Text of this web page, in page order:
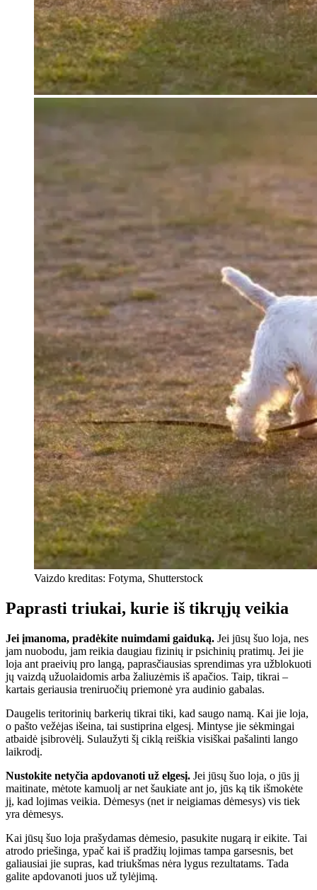
Vaizdo kreditas: Fotyma, Shutterstock
Paprasti triukai, kurie iš tikrųjų veikia
Jei įmanoma, pradėkite nuimdami gaiduką. Jei jūsų šuo loja, nes
jam nuobodu, jam reikia daugiau fizinių ir psichinių pratimų. Jei jie
loja ant praeivių pro langą, paprasčiausias sprendimas yra užblokuoti
jų vaizdą užuolaidomis arba žaliuzėmis iš apačios. Taip, tikrai –
kartais geriausia treniruočių priemonė yra audinio gabalas.
Daugelis teritorinių barkerių tikrai tiki, kad saugo namą. Kai jie loja,
o pašto vežėjas išeina, tai sustiprina elgesį. Mintyse jie sėkmingai
atbaidė įsibrovėlį. Sulaužyti šį ciklą reiškia visiškai pašalinti lango
laikrodį.
Nustokite netyčia apdovanoti už elgesį. Jei jūsų šuo loja, o jūs jį
maitinate, mėtote kamuolį ar net šaukiate ant jo, jūs ką tik išmokėte
jį, kad lojimas veikia. Dėmesys (net ir neigiamas dėmesys) vis tiek
yra dėmesys.
Kai jūsų šuo loja prašydamas dėmesio, pasukite nugarą ir eikite. Tai
atrodo priešinga, ypač kai iš pradžių lojimas tampa garsesnis, bet
galiausiai jie supras, kad triukšmas nėra lygus rezultatams. Tada
galite apdovanoti juos už tylėjimą.